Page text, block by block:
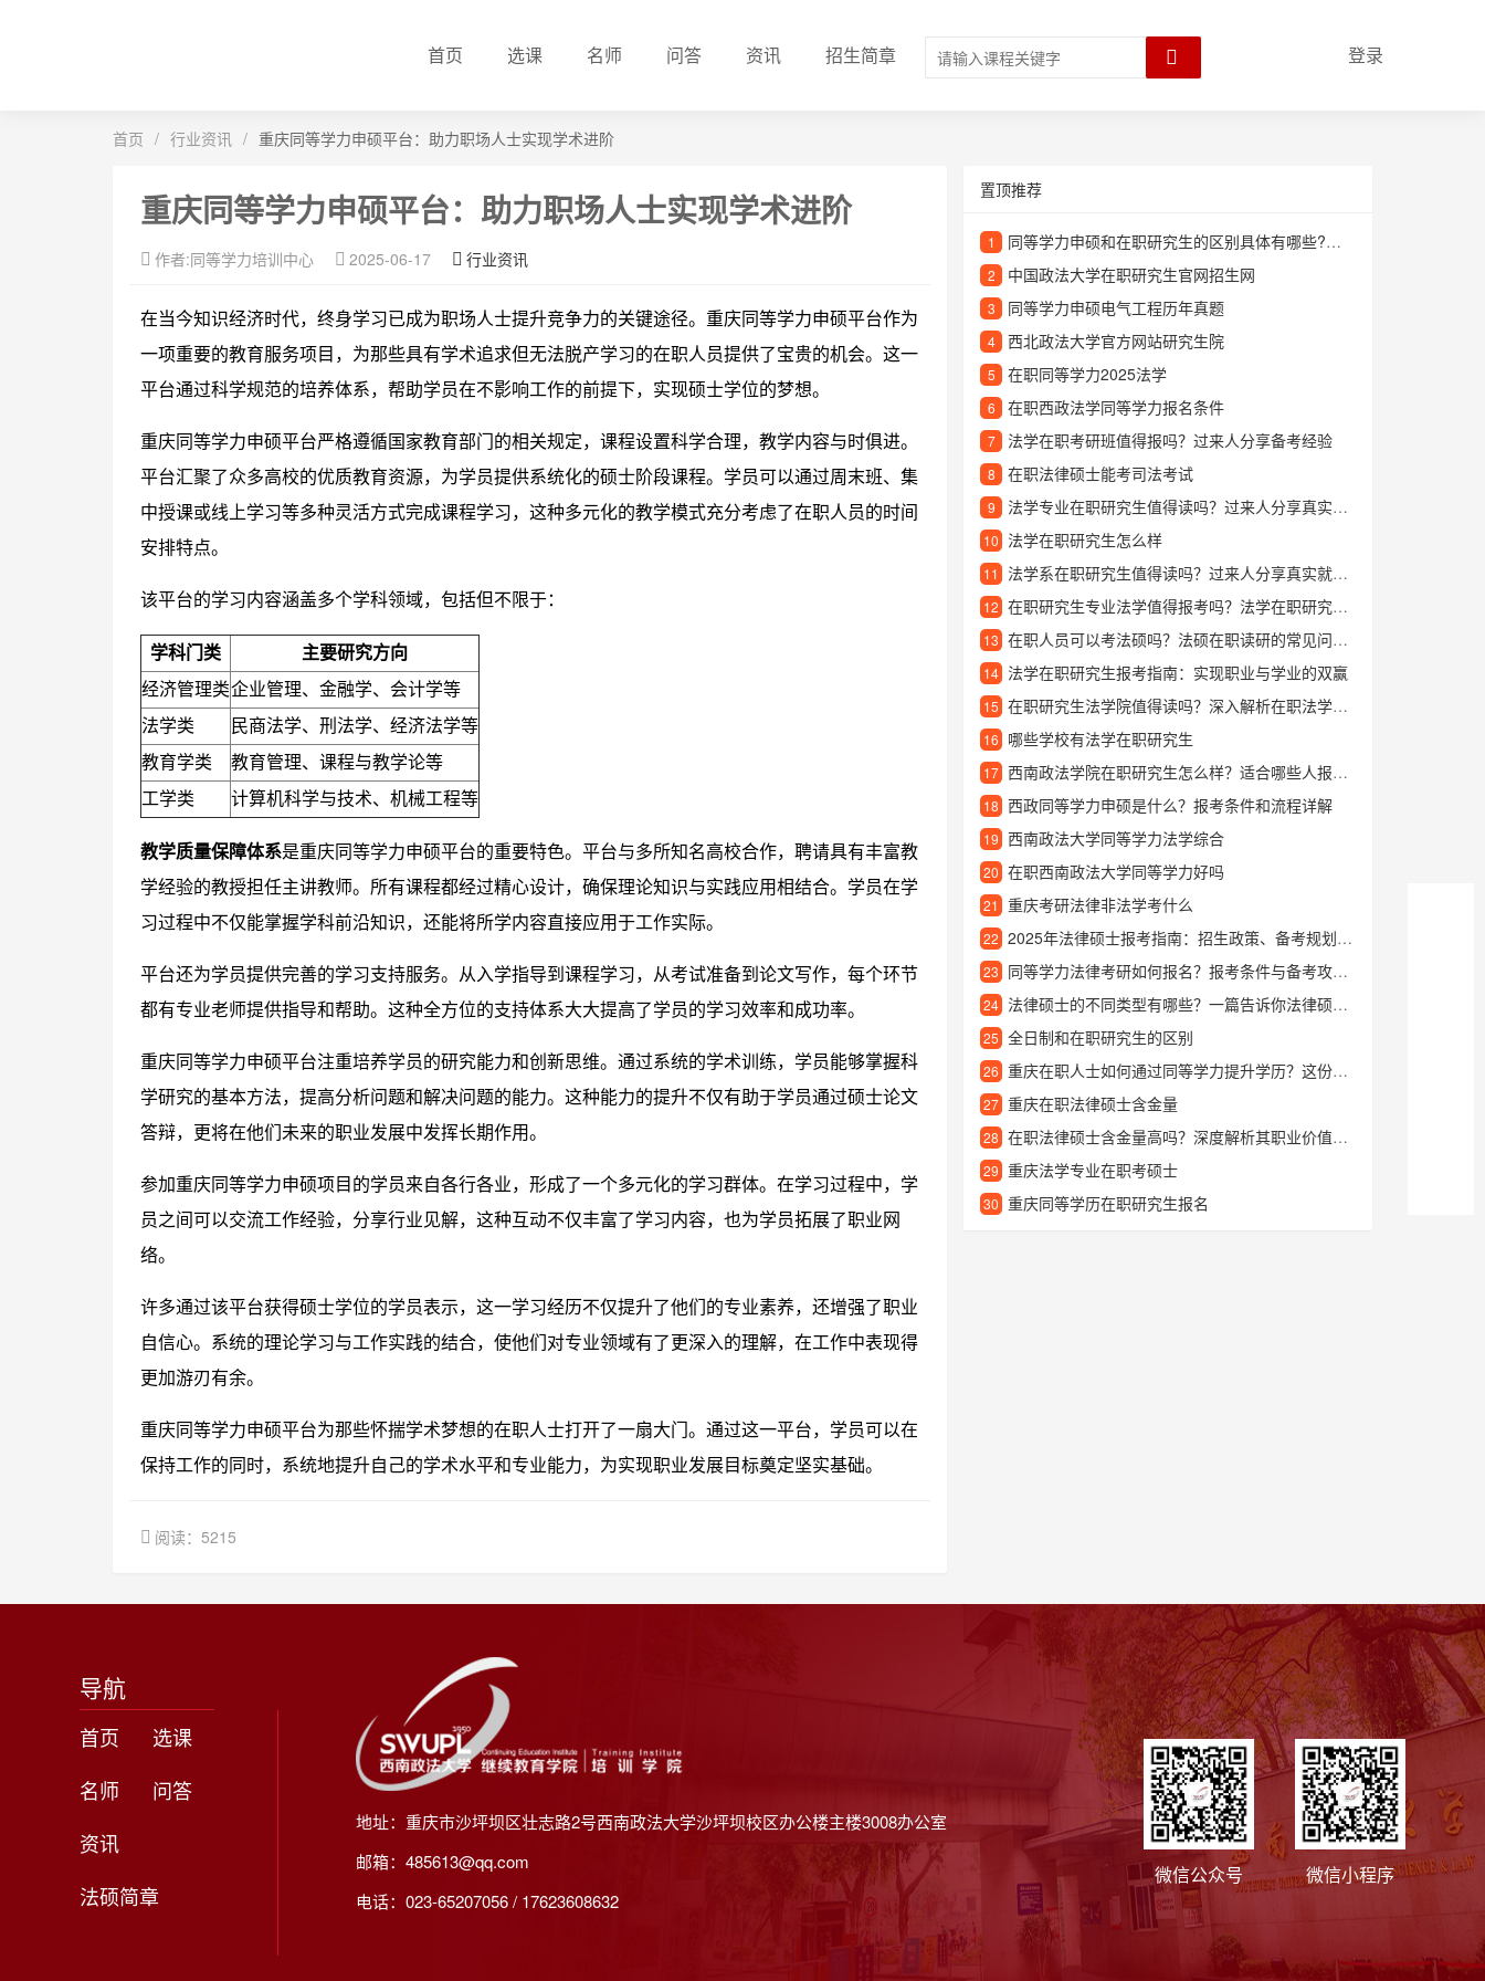
首页 选课 名师 问答 资讯 招生简章 登录
首页 / 行业资讯 / 重庆同等学力申硕平台：助力职场人士实现学术进阶
重庆同等学力申硕平台：助力职场人士实现学术进阶
作者:同等学力培训中心 2025-06-17 行业资讯
在当今知识经济时代，终身学习已成为职场人士提升竞争力的关键途径。重庆同等学力申硕平台作为
一项重要的教育服务项目，为那些具有学术追求但无法脱产学习的在职人员提供了宝贵的机会。这一
平台通过科学规范的培养体系，帮助学员在不影响工作的前提下，实现硕士学位的梦想。
重庆同等学力申硕平台严格遵循国家教育部门的相关规定，课程设置科学合理，教学内容与时俱进。
平台汇聚了众多高校的优质教育资源，为学员提供系统化的硕士阶段课程。学员可以通过周末班、集
中授课或线上学习等多种灵活方式完成课程学习，这种多元化的教学模式充分考虑了在职人员的时间
安排特点。
该平台的学习内容涵盖多个学科领域，包括但不限于：
学科门类
主要研究方向
经济管理类企业管理、金融学、会计学等
法学类
民商法学、刑法学、经济法学等
教育学类
教育管理、课程与教学论等
工学类
计算机科学与技术、机械工程等
教学质量保障体系是重庆同等学力申硕平台的重要特色。平台与多所知名高校合作，聘请具有丰富教
学经验的教授担任主讲教师。所有课程都经过精心设计，确保理论知识与实践应用相结合。学员在学
习过程中不仅能掌握学科前沿知识，还能将所学内容直接应用于工作实际。
平台还为学员提供完善的学习支持服务。从入学指导到课程学习，从考试准备到论文写作，每个环节
都有专业老师提供指导和帮助。这种全方位的支持体系大大提高了学员的学习效率和成功率。
重庆同等学力申硕平台注重培养学员的研究能力和创新思维。通过系统的学术训练，学员能够掌握科
学研究的基本方法，提高分析问题和解决问题的能力。这种能力的提升不仅有助于学员通过硕士论文
答辩，更将在他们未来的职业发展中发挥长期作用。
参加重庆同等学力申硕项目的学员来自各行各业，形成了一个多元化的学习群体。在学习过程中，学
员之间可以交流工作经验，分享行业见解，这种互动不仅丰富了学习内容，也为学员拓展了职业网
络。
许多通过该平台获得硕士学位的学员表示，这一学习经历不仅提升了他们的专业素养，还增强了职业
自信心。系统的理论学习与工作实践的结合，使他们对专业领域有了更深入的理解，在工作中表现得
更加游刃有余。
重庆同等学力申硕平台为那些怀揣学术梦想的在职人士打开了一扇大门。通过这一平台，学员可以在
保持工作的同时，系统地提升自己的学术水平和专业能力，为实现职业发展目标奠定坚实基础。
阅读：5215
置顶推荐
1 同等学力申硕和在职研究生的区别具体有哪些?能拿双证吗
2 中国政法大学在职研究生官网招生网
3 同等学力申硕电气工程历年真题
4 西北政法大学官方网站研究生院
5 在职同等学力2025法学
6 在职西政法学同等学力报名条件
7 法学在职考研班值得报吗？过来人分享备考经验
8 在职法律硕士能考司法考试
9 法学专业在职研究生值得读吗？过来人分享真实就读体验
10 法学在职研究生怎么样
11 法学系在职研究生值得读吗？过来人分享真实就读体验
12 在职研究生专业法学值得报考吗？法学在职研究生的优势和发展前景分析
13 在职人员可以考法硕吗？法硕在职读研的常见问题解答
14 法学在职研究生报考指南：实现职业与学业的双赢
15 在职研究生法学院值得读吗？深入解析在职法学院的培养优势
16 哪些学校有法学在职研究生
17 西南政法学院在职研究生怎么样？适合哪些人报考？
18 西政同等学力申硕是什么？报考条件和流程详解
19 西南政法大学同等学力法学综合
20 在职西南政法大学同等学力好吗
21 重庆考研法律非法学考什么
22 2025年法律硕士报考指南：招生政策、备考规划与职业发展解析
23 同等学力法律考研如何报名？报考条件与备考攻略详解
24 法律硕士的不同类型有哪些？一篇告诉你法律硕士的区别
25 全日制和在职研究生的区别
26 重庆在职人士如何通过同等学力提升学历？这份指南为你解答
27 重庆在职法律硕士含金量
28 在职法律硕士含金量高吗？深度解析其职业价值与认可度
29 重庆法学专业在职考硕士
30 重庆同等学历在职研究生报名
导航
首页
选课
名师
问答
资讯
法硕简章
地址：重庆市沙坪坝区壮志路2号西南政法大学沙坪坝校区办公楼主楼3008办公室
邮箱：485613@qq.com
电话：023-65207056 / 17623608632
微信公众号 微信小程序